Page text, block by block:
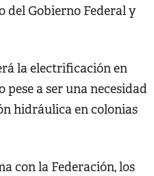
del Gobierno Federal y
la electrificación en
a ser una necesidad
hidráulica en colonias
con la Federación, los